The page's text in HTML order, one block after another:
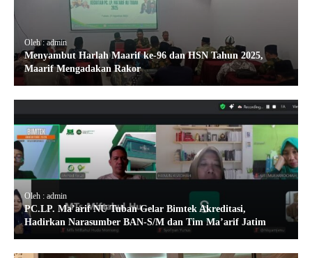
Oleh : admin
Menyambut Harlah Maarif ke-96 dan HSN Tahun 2025,
Maarif Mengadakan Rakor
Oleh : admin
PC.LP. Ma’arif NU Tuban Gelar Bimtek Akreditasi,
Hadirkan Narasumber BAN-S/M dan Tim Ma’arif Jatim